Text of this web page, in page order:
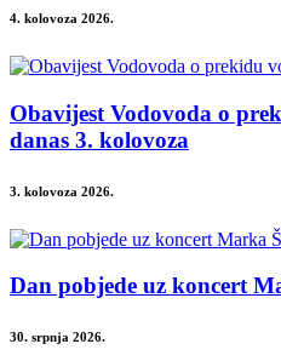
4. kolovoza 2026.
Obavijest Vodovoda o
danas 3. kolovoza
3. kolovoza 2026.
Dan pobjede uz koncert
30. srpnja 2026.